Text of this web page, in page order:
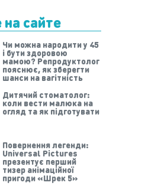
сайте
Чи можна народити у 45
і бути здоровою
мамою? Репродуктолог
пояснює, як зберегти
шанси на вагітність
Дитячий стоматолог:
коли вести малюка на
огляд та як підготувати
Повернення легенди:
Universal Pictures
презентує перший
тизер анімаційної
пригоди «Шрек 5»